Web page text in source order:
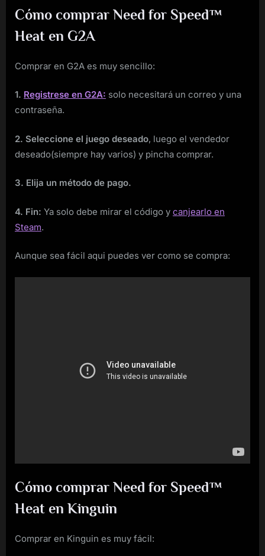
Cómo comprar Need for Speed™
Heat en G2A
Comprar en G2A es muy sencillo:
1. Registrese en G2A: solo necesitará un correo y una
contraseña.
2. Seleccione el juego deseado, luego el vendedor
deseado(siempre hay varios) y pincha comprar.
3. Elija un método de pago.
4. Fin: Ya solo debe mirar el código y canjearlo en
Steam.
Aunque sea fácil aqui puedes ver como se compra:
Cómo comprar Need for Speed™
Heat en Kinguin
Comprar en Kinguin es muy fácil: